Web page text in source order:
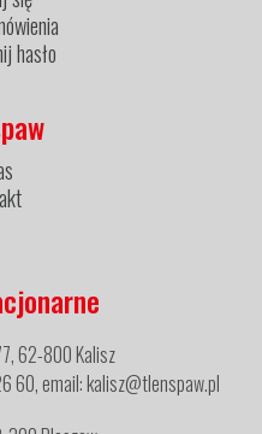
hasło
62-800 Kalisz
60, email: kalisz@tlenspaw.pl